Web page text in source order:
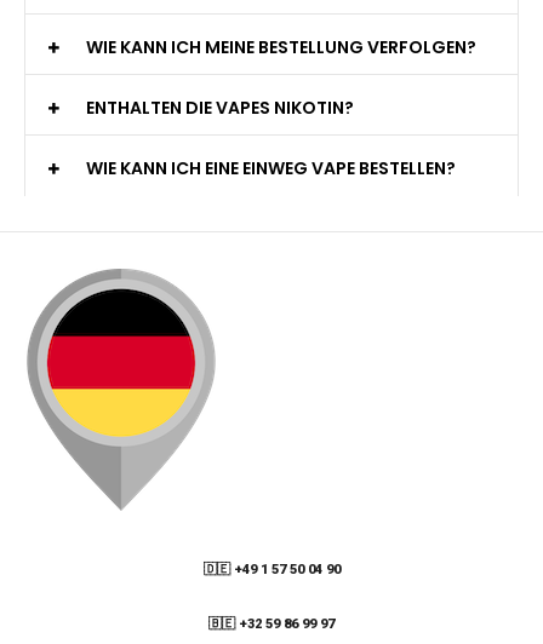
WIE KANN ICH MEINE BESTELLUNG VERFOLGEN?
ENTHALTEN DIE VAPES NIKOTIN?
WIE KANN ICH EINE EINWEG VAPE BESTELLEN?
🇩🇪 +49 1 57 50 04 90
🇧🇪 +32 59 86 99 97